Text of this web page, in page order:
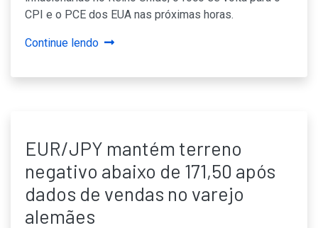
CPI e o PCE dos EUA nas próximas horas.
Continue lendo
EUR/JPY mantém terreno
negativo abaixo de 171,50 após
dados de vendas no varejo
alemães